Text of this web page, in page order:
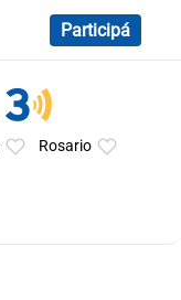
Participá
Rosario